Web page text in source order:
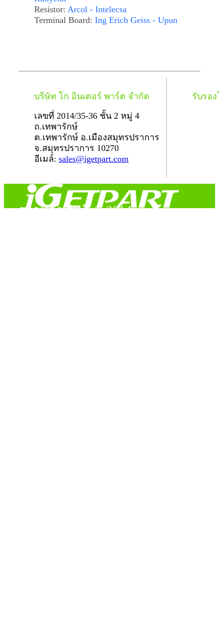
Resistor: Arcol - Intelecsa
Terminal Board: Ing Erich Geiss - Upun
บริษัท โก อินเตอร์ พาร์ต จำกัด
เลขที่ 2014/35-36 ชั้น 2 หมู่ 4
ถ.เทพารักษ์
ต.เทพารักษ์ อ.เมืองสมุทรปราการ
จ.สมุทรปราการ 10270
อีเมล์: sales@igetpart.com
รับรอ
สงวนลิขสิทธิ์ © 2014